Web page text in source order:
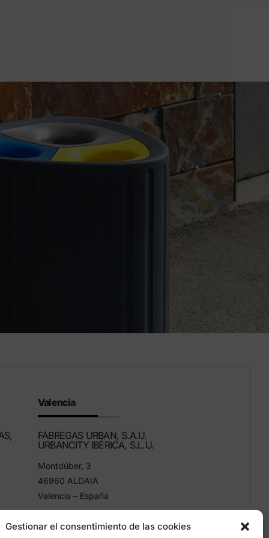
Gestionar el consentimiento de las cookies
Valencia
FÁBREGAS URBAN, S.A.U.
URBANCITY IBÉRICA, S.L.U.
Montdúber, 3
46960 ALDAIA
Valencia – España